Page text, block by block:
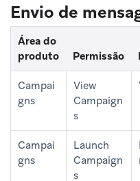
Envio de
Área do
produto
Permissão
Campai
gns
View
Campaign
s
Campai
gns
Launch
Campaign
s